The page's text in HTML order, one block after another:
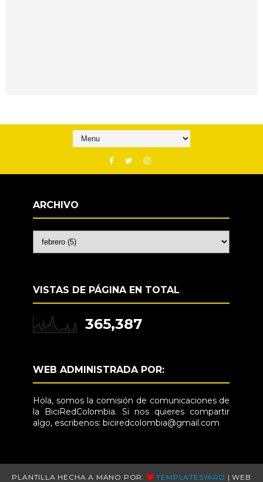
ARCHIVO
VISTAS DE PÁGINA EN TOTAL
365,387
WEB ADMINISTRADA POR:
Hola, somos la comisión de comunicaciones de
la BiciRedColombia. Si nos quieres compartir
algo, escribenos: biciredcolombia@gmail.com
PLANTILLA HECHA A MANO POR: TEMPLATESYARD | WEB